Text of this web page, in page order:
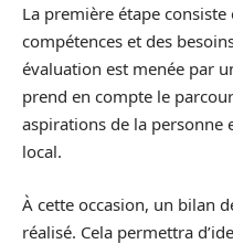
La première étape
compétences et des
évaluation est menée par
prend en compte le
aspirations de la personne
local.
À cette occasion, un bilan
réalisé. Cela permettra